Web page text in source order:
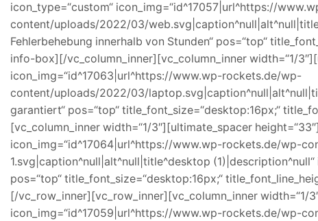
icon_type=“custom“ icon_img=“id^17057|url^https://
content/uploads/2022/03/
Fehlerbehebung innerhalb von Stunden“ pos=“top“
info-box][/vc_column_inner][vc_column_inner width=“1/
icon_img=“id^17063|url^https://www.wp-rockets.de/wp-
content/uploads/2022/03/
garantiert“ pos=“top“ title_font_size=“desktop:16px;“
[vc_column_inner width=“1/3″][ultimate_spacer
icon_img=“id^17064|url^https://www.wp-rockets.de/wp-
1.svg|caption^null|alt^null|title^desktop
pos=“top“ title_font_size=“desktop:16px;“
[/vc_row_inner][vc_row_inner][vc_column_inner
icon_img=“id^17059|url^https://www.wp-rockets.de/wp-